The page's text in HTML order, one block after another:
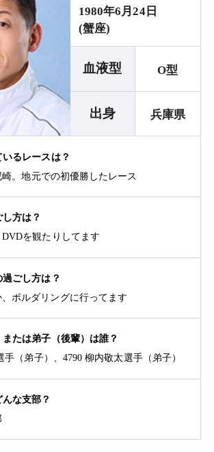
1980年6月24日
(蟹座)
血液型 O型
出身 兵庫県
るレースは？
崎。地元での初優勝したレース
方は？
を観たりしてます
ごし方は？
ボルダリングに行ってます
たは弟子（後輩）は誰？
手（弟子）、4790 柳内敬太選手（弟子）
な支部？